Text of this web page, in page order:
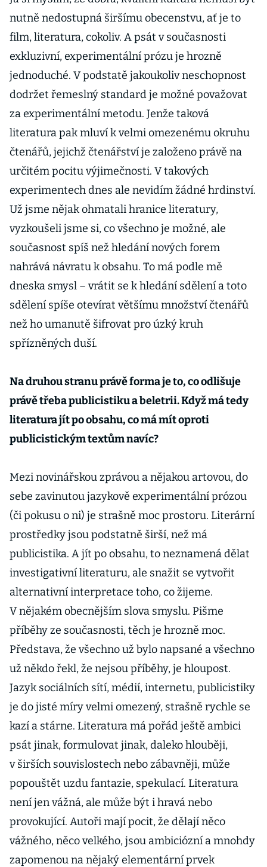
nutně nedostupná širšímu obecenstvu, ať je to
film, literatura, cokoliv. A psát v současnosti
exkluzivní, experimentální prózu je hrozně
jednoduché. V podstatě jakoukoliv neschopnost
dodržet řemeslný standard je možné považovat
za experimentální metodu. Jenže taková
literatura pak mluví k velmi omezenému okruhu
čtenářů, jejichž čtenářství je založeno právě na
určitém pocitu výjimečnosti. V takových
experimentech dnes ale nevidím žádné hrdinství.
Už jsme nějak ohmatali hranice literatury,
vyzkoušeli jsme si, co všechno je možné, ale
současnost spíš než hledání nových forem
nahrává návratu k obsahu. To má podle mě
dneska smysl – vrátit se k hledání sdělení a toto
sdělení spíše otevírat většímu množství čtenářů
než ho umanutě šifrovat pro úzký kruh
spřízněných duší.
Na druhou stranu právě forma je to, co odlišuje
právě třeba publicistiku a beletrii. Když má tedy
literatura jít po obsahu, co má mít oproti
publicistickým textům navíc?
Mezi novinářskou zprávou a nějakou artovou, do
sebe zavinutou jazykově experimentální prózou
(či pokusu o ni) je strašně moc prostoru. Literární
prostředky jsou podstatně širší, než má
publicistika. A jít po obsahu, to neznamená dělat
investigativní literaturu, ale snažit se vytvořit
alternativní interpretace toho, co žijeme.
V nějakém obecnějším slova smyslu. Pišme
příběhy ze současnosti, těch je hrozně moc.
Představa, že všechno už bylo napsané a všechno
už někdo řekl, že nejsou příběhy, je hloupost.
Jazyk sociálních sítí, médií, internetu, publicistiky
je do jisté míry velmi omezený, strašně rychle se
kazí a stárne. Literatura má pořád ještě ambici
psát jinak, formulovat jinak, daleko hlouběji,
v širších souvislostech nebo zábavněji, může
popouštět uzdu fantazie, spekulací. Literatura
není jen vážná, ale může být i hravá nebo
provokující. Autoři mají pocit, že dělají něco
vážného, něco velkého, jsou ambiciózní a mnohdy
zapomenou na nějaký elementární prvek